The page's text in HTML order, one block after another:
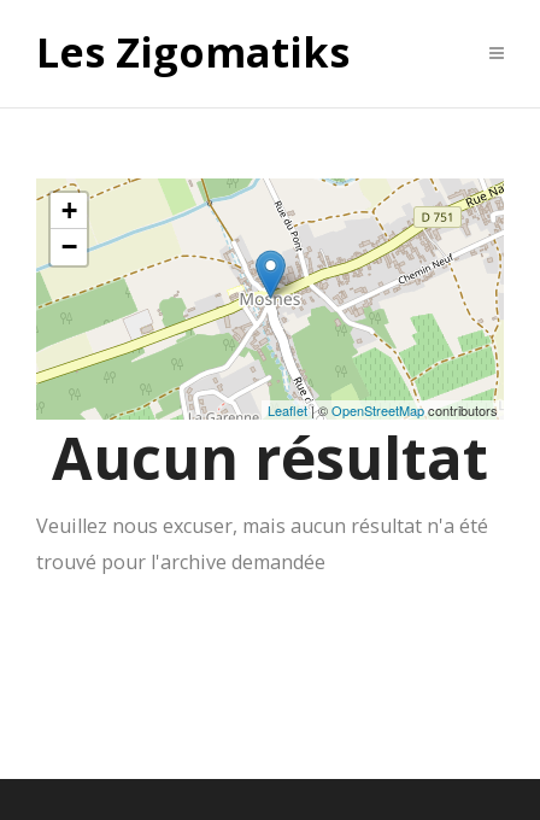
Les Zigomatiks
+
−
Leaflet| ©OpenStreetMapcontributors
Aucun résultat
Veuillez nous excuser, mais aucun résultat n'a été
trouvé pour l'archive demandée